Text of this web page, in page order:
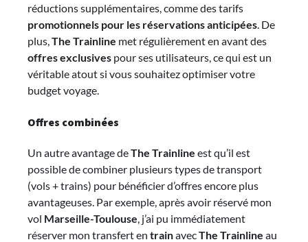
réductions supplémentaires, comme des tarifs
promotionnels pour les réservations anticipées. De
plus,The Trainline met régulièrement en avant des
offres exclusives pour ses utilisateurs, ce qui est un
véritable atout si vous souhaitez optimiser votre
budget voyage.
Offres combinées
Un autre avantage deThe Trainline est qu’il est
possible de combiner plusieurs types de transport
(vols + trains) pour bénéficier d’offres encore plus
avantageuses. Par exemple, après avoir réservé mon
vol Marseille-Toulouse , j’ai pu immédiatement
réserver mon transfert en trainavecThe Trainline au